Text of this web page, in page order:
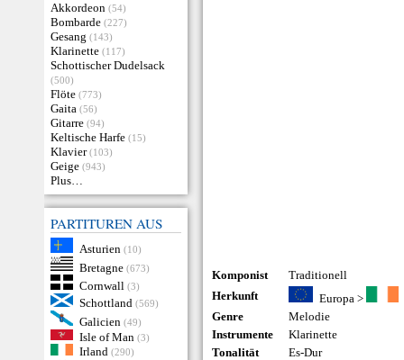
Akkordeon (54)
Bombarde (227)
Gesang (143)
Klarinette (117)
Schottischer Dudelsack
(500)
Flöte (773)
Gaita (56)
Gitarre (94)
Keltische Harfe (15)
Klavier (103)
Geige (943)
Plus…
PARTITUREN AUS
Asturien (10)
Bretagne (673)
Cornwall (3)
Schottland (569)
Galicien (49)
Isle of Man (3)
Irland (290)
Komponist
Traditionell
Herkunft
Europa>
Genre
Melodie
Instrumente
Klarinette
Tonalität
Es-Dur